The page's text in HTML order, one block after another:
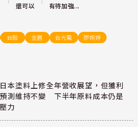
還可以 有待加強...
台股 金居 台光電 廖婉婷
日本塗料上修全年營收展望，但獲利
預測維持不變 下半年原料成本仍是
壓力